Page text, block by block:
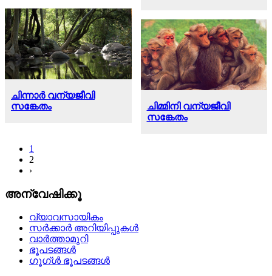
ചിന്നാര്‍ വന്യജീവി
സങ്കേതം
ചിമ്മിനി വന്യജീവി
സങ്കേതം
1
2
›
അന്വേഷിക്കൂ
വ്യാവസായികം
സര്‍ക്കാര്‍ അറിയിപ്പുകള്‍
വാര്‍ത്താമുറി
ഭൂപടങ്ങള്‍
ഗൂഗ്ള്‍ ഭൂപടങ്ങള്‍